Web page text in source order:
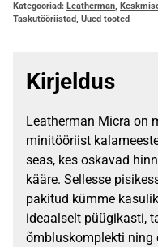
Kategooriad: Leatherman,
Taskutööriistad, Uued tooted
Kirjeldus
Leatherman Micra on
minitööriist
seas, kes oskavad
kääre. Sellesse
pakitud kümme
ideaalselt püügikasti,
õmbluskomplekti ning